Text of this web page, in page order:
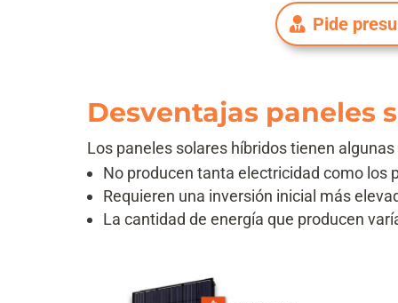
Pide
Desventajas paneles
Los paneles solares híbridos tienen
No producen tanta electricidad como los
Requieren una inversión inicial más
La cantidad de energía que producen